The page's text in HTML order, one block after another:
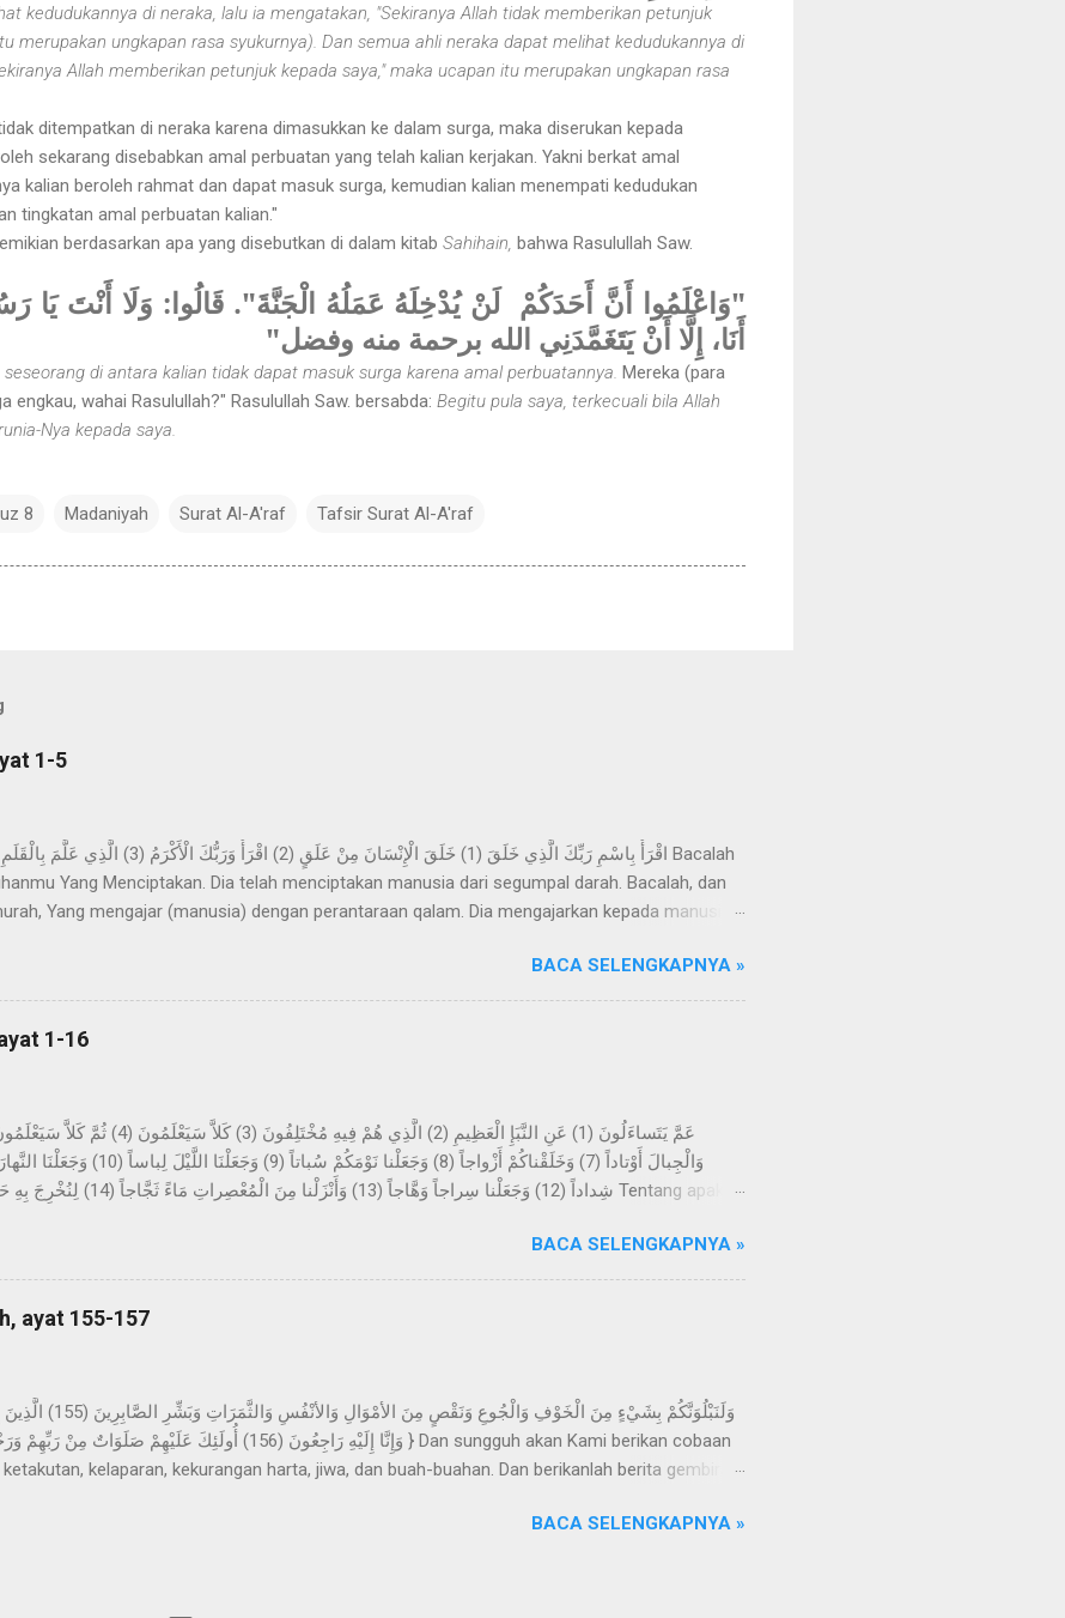
kedudukannya di neraka, lalu ia mengatakan, "Sekiranya Allah tidak memberikan petunjuk
merupakan ungkapan rasa syukurnya). Dan semua ahli neraka dapat melihat kedudukannya di
Allah memberikan petunjuk kepada saya," maka ucapan itu merupakan ungkapan rasa
ditempatkan di neraka karena dimasukkan ke dalam surga, maka diserukan kepada
sekarang disebabkan amal perbuatan yang telah kalian kerjakan. Yakni berkat amal
kalian beroleh rahmat dan dapat masuk surga, kemudian kalian menempati kedudukan
tingkatan amal perbuatan kalian."
berdasarkan apa yang disebutkan di dalam kitab Sahihain, bahwa Rasulullah Saw.
"وَاعْلَمُوا أَنَّ أَحَدَكُمْ لَنْ يُدْخِلَهُ عَمَلُهُ الْجَنَّةَ". قَالُوا: وَلَا أَنْتَ يَا
أَنَا، إِلَّا أَنْ يَتَغَمَّدَنِي الله برحمة منه وفضل"
di antara kalian tidak dapat masuk surga karena amal perbuatannya. Mereka (para
engkau, wahai Rasulullah?" Rasulullah Saw. bersabda: Begitu pula saya, terkecuali bila Allah
Nya kepada saya.
8 Madaniyah Surat Al-A'raf Tafsir Surat Al-A'raf
1-5
Yang Menciptakan. Dia telah menciptakan manusia dari segumpal darah. Bacalah, dan
Yang mengajar (manusia) dengan perantaraan qalam. Dia mengajarkan kepada manusia
Zuhri, dari Urwah, dari Aisyah yang menceritakan bahwa permulaan wahyu yang disampaikan
mimpi yang benar dalam tidurnya. Dan beliau tidak sekali-kali melihat suatu mimpi, melainkan
pagi hari. Kemudian dijadikan baginya suka menyendiri, dan beliau sering datang ke Gua
dalamnya selama beberapa malam yang berbilang dan...
BACA SELENGKAPNYA »
1-16
kali tidak; kelak mereka akan mengetahui. Bukankah Kami telah menjadikan bumi itu
gunung sebagai pasak? Dan Kami jadikan kalian berpasang-pasangan, dan Kami jadikan
Kami jadikan malam sebagai pakaian, dan ...
BACA SELENGKAPNYA »
ayat 155-157
kelaparan, kekurangan harta, jiwa, dan buah-buahan. Dan berikanlah berita gembira
yang mendapat keberkatan yang sempurna dan rahmat dari Tuhannya, dan mereka itulah
BACA SELENGKAPNYA »